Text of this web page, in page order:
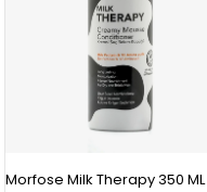
Morfose Milk Therapy 350 ML